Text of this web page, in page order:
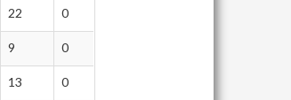
22 0
9 0
13 0